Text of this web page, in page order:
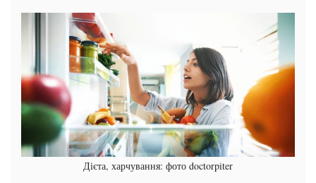
Дієта, харчування: фото doctorpiter